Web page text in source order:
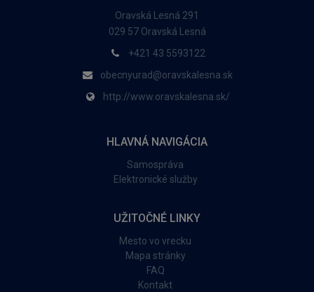
Oravská Lesná 291
029 57 Oravská Lesná
+421 43 5593122
obecnyurad@oravskalesna.sk
http://www.oravskalesna.sk/
HLAVNÁ NAVIGÁCIA
Samospráva
Elektronické služby
UŽITOČNÉ LINKY
Mesto vo vrecku
Mapa stránky
FAQ
Kontakt